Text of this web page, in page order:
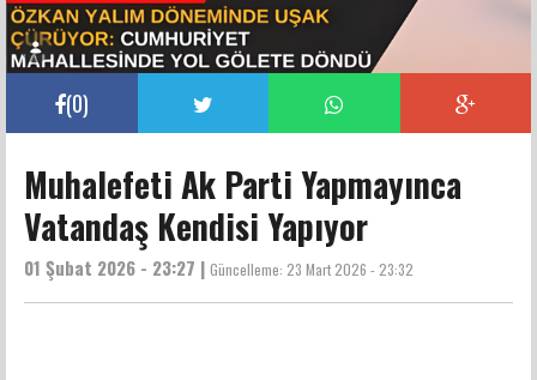
(0)
Muhalefeti Ak Parti Yapmayınca
Vatandaş Kendisi Yapıyor
01 Şubat 2026 - 23:27 | Güncelleme: 23 Mart 2026 - 23:32